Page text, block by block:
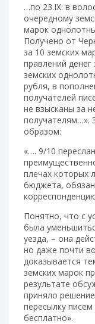
…по 23.IX: в
очередному
марок
Получено от
за 10 земских
правлений
земских
рубля, в
получателей
не взысканы за
получателям…».
образом:
«…. 9/10
плечах которых
бюджета,
Понятно, что с
была
уезда, – она
но даже почти
доказывается
земских марок
результате
приняло
пересылку
бесплатно».